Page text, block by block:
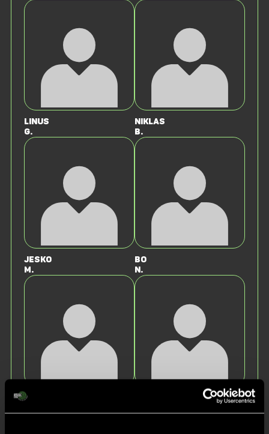
Linus
G.
Niklas
B.
Jesko
M.
Bo
N.
Friedrich